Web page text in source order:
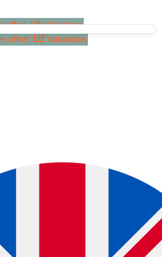
offer!
Valuation
offer! Valuation